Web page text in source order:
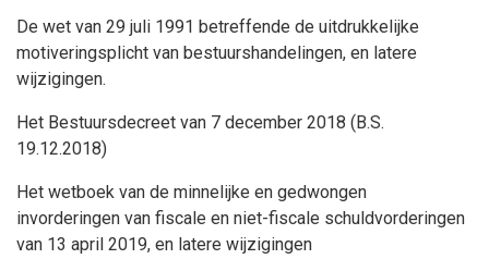
De wet van 29 juli 1991 betreffende de uitdrukkelijke
motiveringsplicht van bestuurshandelingen, en latere
wijzigingen.
Het Bestuursdecreet van 7 december 2018 (B.S.
19.12.2018)
Het wetboek van de minnelijke en gedwongen
invorderingen van fiscale en niet-fiscale schuldvorderingen
van 13 april 2019, en latere wijzigingen